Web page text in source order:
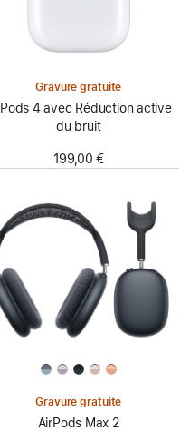
Gravure gratuite
4 avec Réduction active
du bruit
199,00 €
Gravure gratuite
AirPods Max 2